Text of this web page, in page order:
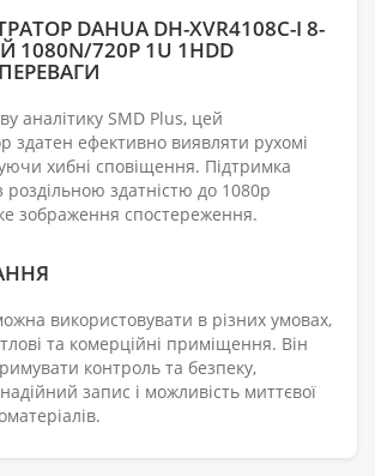
DAHUA DH-XVR4108C-I 8-
720P 1U 1HDD
ПЕРЕВАГИ
аналітику SMD Plus, цей
здатен ефективно виявляти рухомі
хибні сповіщення. Підтримка
роздільною здатністю до 1080p
зображення спостереження.
використовувати в різних умовах,
та комерційні приміщення. Він
контроль та безпеку,
запис і можливість миттєвої